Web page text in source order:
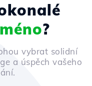
?
vybrat solidní
a úspěch vašeho